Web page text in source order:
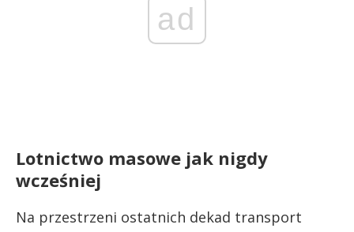
ad
Lotnictwo masowe jak nigdy
wcześniej
Na przestrzeni ostatnich dekad transport